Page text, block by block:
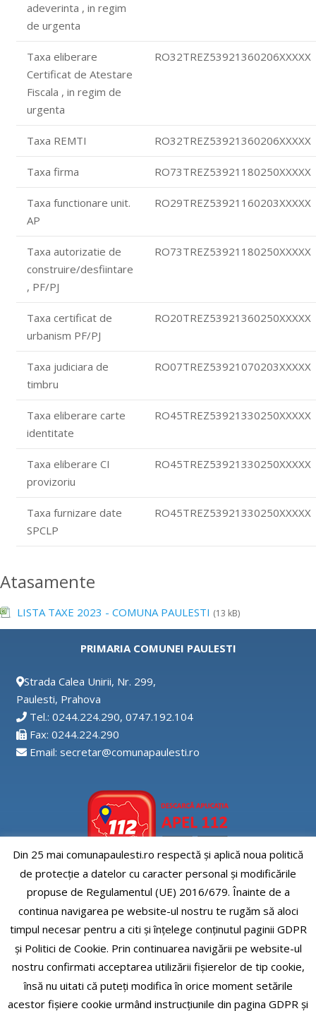
adeverinta , in regim
de urgenta
Taxa eliberare
Certificat de Atestare
Fiscala , in regim de
urgenta
RO32TREZ53921360206XXXXX
Taxa REMTI RO32TREZ53921360206XXXXX
Taxa firma RO73TREZ53921180250XXXXX
Taxa functionare unit.
AP
RO29TREZ53921160203XXXXX
Taxa autorizatie de
construire/desfiintare
, PF/PJ
RO73TREZ53921180250XXXXX
Taxa certificat de
urbanism PF/PJ
RO20TREZ53921360250XXXXX
Taxa judiciara de
timbru
RO07TREZ53921070203XXXXX
Taxa eliberare carte
identitate
RO45TREZ53921330250XXXXX
Taxa eliberare CI
provizoriu
RO45TREZ53921330250XXXXX
Taxa furnizare date
SPCLP
RO45TREZ53921330250XXXXX
Atasamente
LISTA TAXE 2023 - COMUNA PAULESTI (13 kB)
PRIMARIA COMUNEI PAULESTI
Strada Calea Unirii, Nr. 299,
Paulesti, Prahova
Tel.: 0244.224.290, 0747.192.104
Fax: 0244.224.290
Email: secretar@comunapaulesti.ro
Aplicatia APEL112
Comuna Paulesti, judet Prahova
Din 25 mai comunapaulesti.ro respectă și aplică noua politică
de protecție a datelor cu caracter personal și modificările
propuse de Regulamentul (UE) 2016/679. Înainte de a
continua navigarea pe website-ul nostru te rugăm să aloci
timpul necesar pentru a citi și înțelege conținutul paginii GDPR
și Politici de Cookie. Prin continuarea navigării pe website-ul
nostru confirmati acceptarea utilizării fişierelor de tip cookie,
însă nu uitati că puteți modifica în orice moment setările
acestor fişiere cookie urmând instrucțiunile din pagina GDPR și